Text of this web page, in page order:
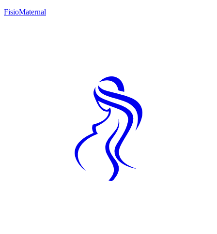
FisioMaternal